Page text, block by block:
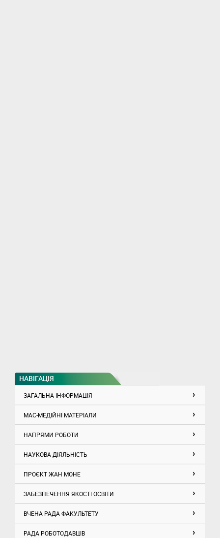
НАВІГАЦІЯ
ЗАГАЛЬНА ІНФОРМАЦІЯ
МАС-МЕДІЙНІ МАТЕРІАЛИ
НАПРЯМИ РОБОТИ
НАУКОВА ДІЯЛЬНІСТЬ
ПРОЄКТ ЖАН МОНЕ
ЗАБЕЗПЕЧЕННЯ ЯКОСТІ ОСВІТИ
ВЧЕНА РАДА ФАКУЛЬТЕТУ
РАДА РОБОТОДАВЦІВ